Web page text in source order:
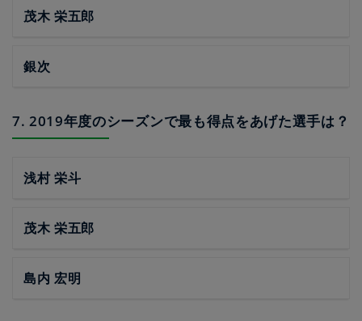
茂木 栄五郎
銀次
7. 2019年度のシーズンで最も得点をあげた選手は？
浅村 栄斗
茂木 栄五郎
島内 宏明